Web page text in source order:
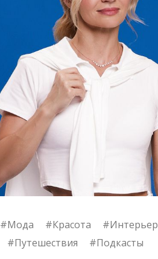
#Мода #Красота #Интерьер
#Путешествия #Подкасты